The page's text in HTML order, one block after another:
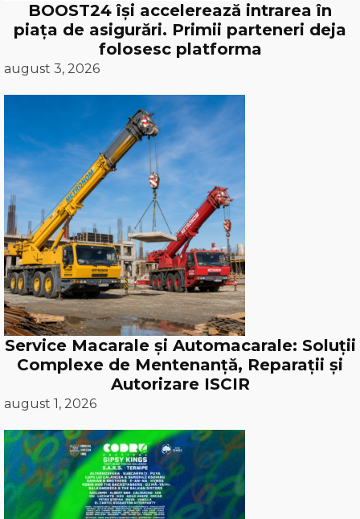
BOOST24 își accelerează intrarea în
piața de asigurări. Primii parteneri deja
folosesc platforma
august 3, 2026
Service Macarale și Automacarale: Soluții
Complexe de Mentenanță, Reparații și
Autorizare ISCIR
august 1, 2026